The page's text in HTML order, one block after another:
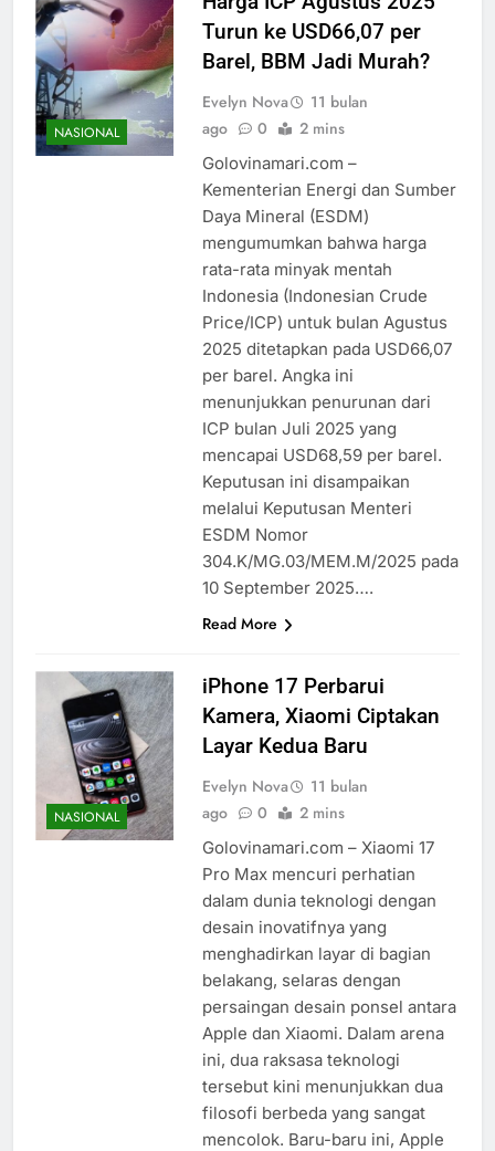
NASIONAL
Turun ke USD66,07 per
Barel, BBM Jadi Murah?
Evelyn Nova
11 bulan
ago
0 2 mins
Golovinamari.com –
Kementerian Energi dan Sumber
Daya Mineral (ESDM)
mengumumkan bahwa harga
rata-rata minyak mentah
Indonesia (Indonesian Crude
Price/ICP) untuk bulan Agustus
2025 ditetapkan pada USD66,07
per barel. Angka ini
menunjukkan penurunan dari
ICP bulan Juli 2025 yang
mencapai USD68,59 per barel.
Keputusan ini disampaikan
melalui Keputusan Menteri
ESDM Nomor
304.K/MG.03/MEM.M/2025 pada
10 September 2025….
Read More
NASIONAL
iPhone 17 Perbarui
Kamera, Xiaomi Ciptakan
Layar Kedua Baru
Evelyn Nova
11 bulan
ago
0 2 mins
Golovinamari.com – Xiaomi 17
Pro Max mencuri perhatian
dalam dunia teknologi dengan
desain inovatifnya yang
menghadirkan layar di bagian
belakang, selaras dengan
persaingan desain ponsel antara
Apple dan Xiaomi. Dalam arena
ini, dua raksasa teknologi
tersebut kini menunjukkan dua
filosofi berbeda yang sangat
mencolok. Baru-baru ini, Apple